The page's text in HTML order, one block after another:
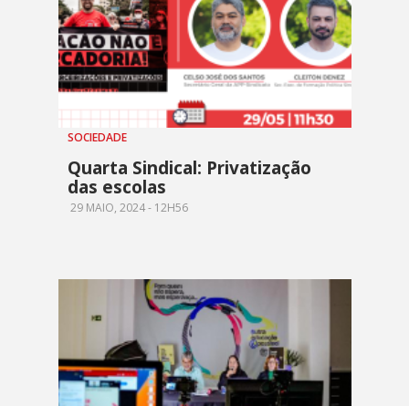
SOCIEDADE
Quarta Sindical: Privatização
das escolas
29 MAIO, 2024 - 12H56